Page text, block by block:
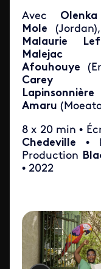
Avec
Mole
Malaurie
Malejac
Afouhouye
Carey
Amaru
8 x 20 min •
Chedeville •
Production
• 2022